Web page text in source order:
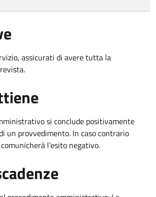
assicurati di avere tutta la
si conclude positivamente
un provvedimento. In caso contrario
l’esito negativo.